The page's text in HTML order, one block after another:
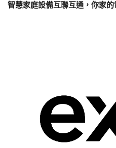
智慧家庭設備互聯互通，你家